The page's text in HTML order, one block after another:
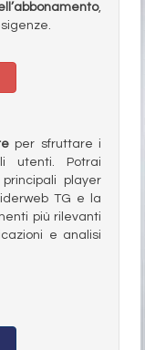
,
per sfruttare i
utenti. Potrai
player
TG e la
più rilevanti
e analisi